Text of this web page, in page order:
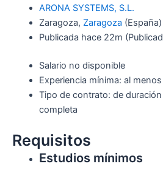
ARONA SYSTEMS, S.L.
Zaragoza, Zaragoza (España)
Publicada hace 22m
Salario no disponible
Experiencia mínima: al
Tipo de contrato: de
completa
Requisitos
Estudios mínimos